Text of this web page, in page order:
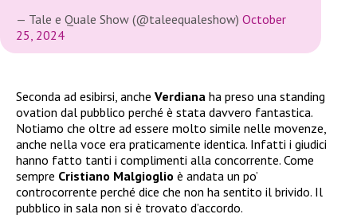
— Tale e Quale Show (@taleequaleshow) October
25, 2024
Seconda ad esibirsi, anche Verdiana ha preso una standing
ovation dal pubblico perché è stata davvero fantastica.
Notiamo che oltre ad essere molto simile nelle movenze,
anche nella voce era praticamente identica. Infatti i giudici
hanno fatto tanti i complimenti alla concorrente. Come
sempre Cristiano Malgioglio è andata un po’
controcorrente perché dice che non ha sentito il brivido. Il
pubblico in sala non si è trovato d’accordo.